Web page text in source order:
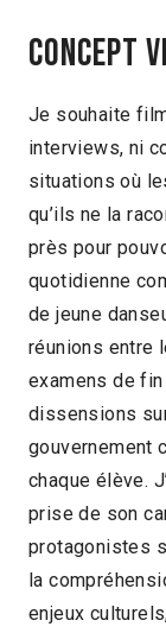
Concept
Je souhaite
interviews, ni
situations où
qu’ils ne la
près pour
quotidienne
de jeune
réunions entre
examens de
dissensions
gouvernement
chaque élève.
prise de son
protagonistes
la
enjeux